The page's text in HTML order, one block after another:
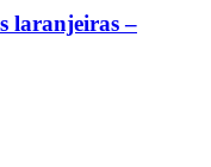
laranjeiras –